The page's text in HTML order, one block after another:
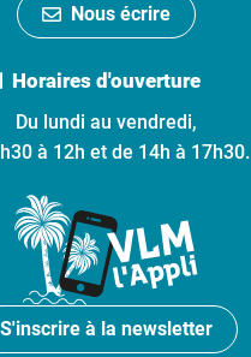
Nous écrire
Horaires d'ouverture
Du lundi au vendredi,
à 12h et de 14h à 17h30.
S'inscrire à la newsletter